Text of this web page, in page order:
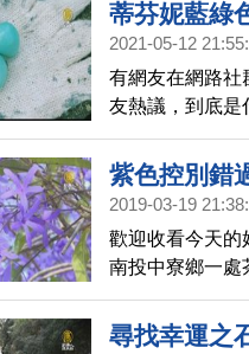
蒂芬妮藍綠
2021-05-12
有網友在網路社
友熱議，到底是
有網友說這是台
應該就是「八哥
紫色控別錯
2019-03-19
歡迎收看今天的
南投中寮鄉一處
過的民眾忍不住
尋找幸運之